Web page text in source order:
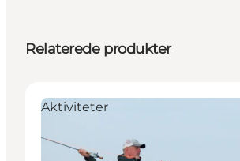
Relaterede produkter
Aktiviteter